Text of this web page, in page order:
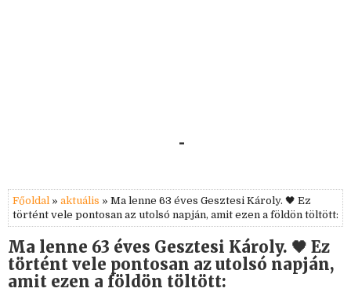
-
Főoldal » aktuális » Ma lenne 63 éves Gesztesi Károly. 🖤 Ez
történt vele pontosan az utolsó napján, amit ezen a földön töltött:
Ma lenne 63 éves Gesztesi Károly. 🖤 Ez
történt vele pontosan az utolsó napján,
amit ezen a földön töltött: